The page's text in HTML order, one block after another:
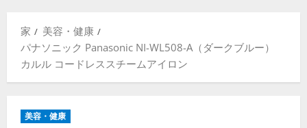
マ
リ
メ
ー
家
美容・健康
パナソニック Panasonic NI-WL508-A（ダークブルー）
カルル コードレススチームアイロン
美容・健康